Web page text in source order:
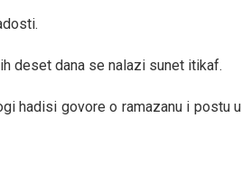
deset dana se nalazi sunet itikaf.
hadisi govore o ramazanu i postu u